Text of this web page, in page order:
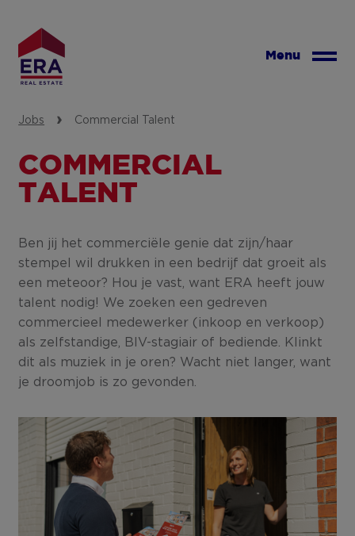
main
content
Menu
Jobs Commercial Talent
COMMERCIAL
TALENT
Ben jij het commerciële genie dat zijn/haar
stempel wil drukken in een bedrijf dat groeit als
een meteoor? Hou je vast, want ERA heeft jouw
talent nodig! We zoeken een gedreven
commercieel medewerker (inkoop en verkoop)
als zelfstandige, BIV-stagiair of bediende. Klinkt
dit als muziek in je oren? Wacht niet langer, want
je droomjob is zo gevonden.